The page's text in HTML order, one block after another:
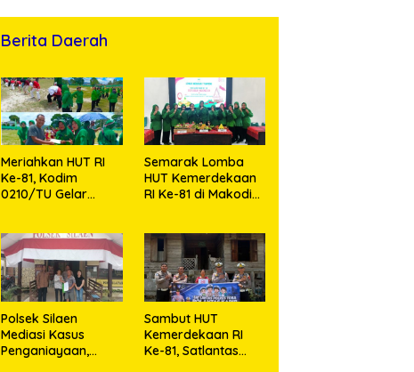
Klip
Berita Daerah
Meriahkan HUT RI
Ke-81, Kodim
0210/TU Gelar
Semarak Lomba
HUT Kemerdekaan
RI Ke-81 di Makodim
Polsek Silaen
Mediasi Kasus
Penganiayaan,
Sambut HUT
Kemerdekaan RI
Ke-81, Satlantas